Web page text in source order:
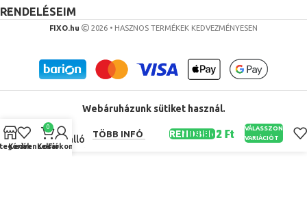
RENDELÉSEIM
FIXO.hu 2026 • HASZNOS TERMÉKEK KEDVEZMÉNYESEN
Webáruházunk sütiket használ.
TÖBB INFÓ RENDBEN
화목난로 5
Blades
Fatörzs Fa
Égő
Kandalló
Hőhatású
VÁLASSZON
VARIÁCIÓT
Kedvencek
0
KosárFiókom